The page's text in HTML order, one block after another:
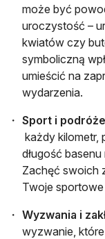
może być
uroczystość –
kwiatów czy
symboliczną
umieścić na
wydarzenia.
Sport i
każdy kilometr,
długość
Zachęć swoich
Twoje
Wyzwania i
wyzwanie,